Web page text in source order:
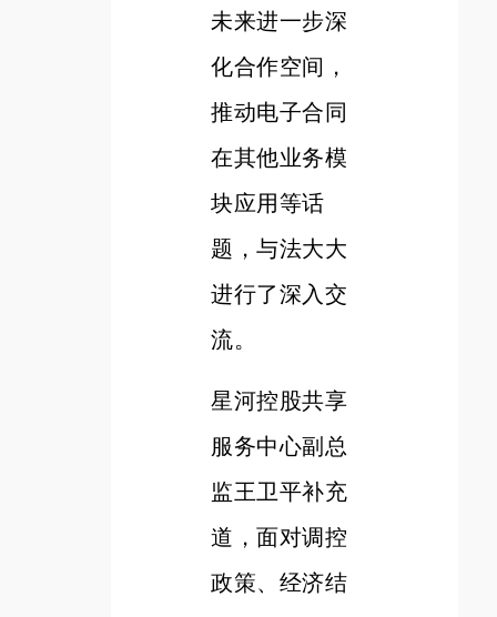
未来进一步深
化合作空间，
推动电子合同
在其他业务模
块应用等话
题，与法大大
进行了深入交
流。
星河控股共享
服务中心副总
监王卫平补充
道，面对调控
政策、经济结